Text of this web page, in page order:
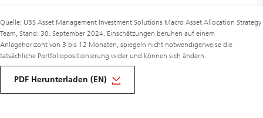
Quelle: UBS Asset Management Investment Solutions Macro Asset Allocation Strategy
Team, Stand: 30. September 2024. Einschätzungen beruhen auf einem
Anlagehorizont von 3 bis 12 Monaten, spiegeln nicht notwendigerweise die
tatsächliche Portfoliopositionierung wider und können sich ändern.
PDF Herunterladen (EN)
über
Makro